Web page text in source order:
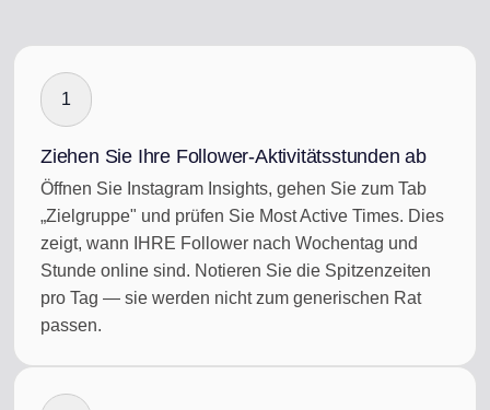
1
Ziehen Sie Ihre Follower-Aktivitätsstunden ab
Öffnen Sie Instagram Insights, gehen Sie zum Tab
„Zielgruppe" und prüfen Sie Most Active Times. Dies
zeigt, wann IHRE Follower nach Wochentag und
Stunde online sind. Notieren Sie die Spitzenzeiten
pro Tag — sie werden nicht zum generischen Rat
passen.